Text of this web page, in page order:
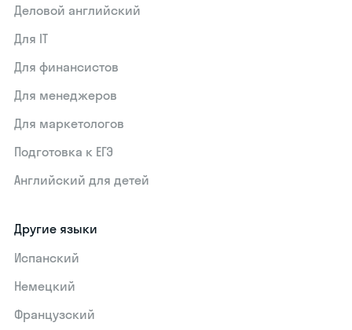
Деловой английский
Для IT
Для финансистов
Для менеджеров
Для маркетологов
Подготовка к ЕГЭ
Английский для детей
Другие языки
Испанский
Немецкий
Французский